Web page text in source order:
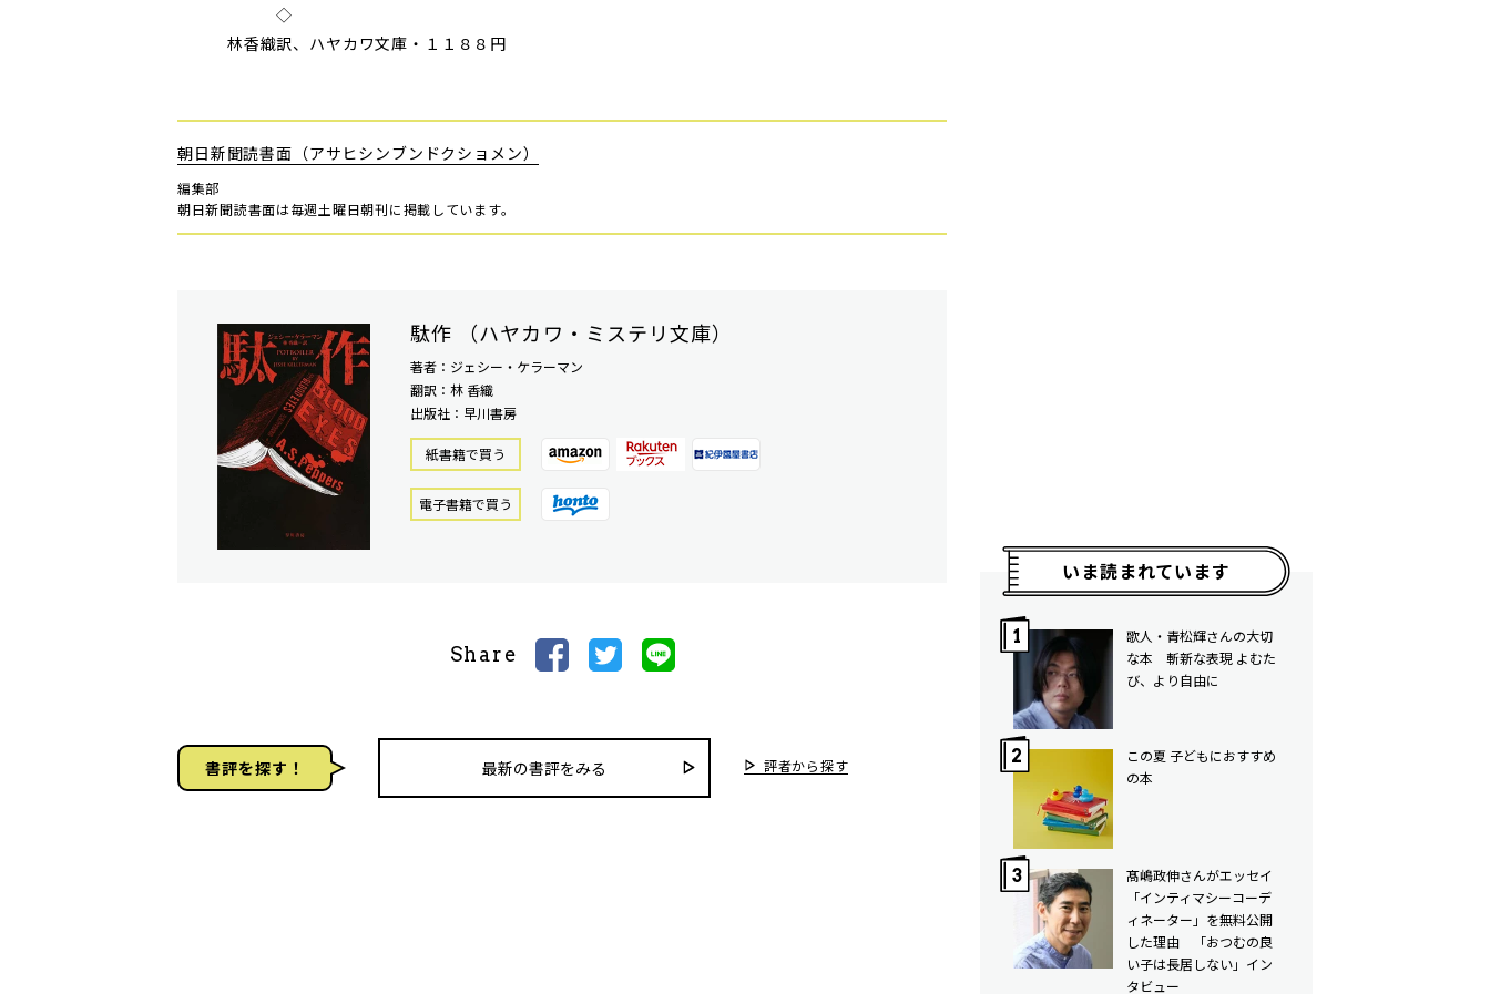
◇
林香織訳、ハヤカワ文庫・１１８８円
朝日新聞読書面（アサヒシンブンドクショメン）
編集部
朝日新聞読書面は毎週土曜日朝刊に掲載しています。
駄作 （ハヤカワ・ミステリ文庫）
著者：ジェシー・ケラーマン
翻訳：林 香織
出版社：早川書房
紙書籍で買う
電⼦書籍で買う
Share
書評を探す！ 最新の書評をみる 評者から探す
いま読まれています
歌人・青松輝さんの大切
な本 斬新な表現 よむた
び、より自由に
この夏 子どもにおすすめ
の本
髙嶋政伸さんがエッセイ
「インティマシーコーデ
ィネーター」を無料公開
した理由 「おつむの良
い子は長居しない」イン
タビュー